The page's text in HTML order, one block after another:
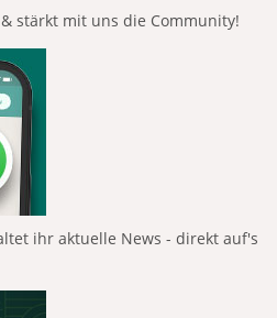
stärkt mit uns die Community!
ihr aktuelle News - direkt auf's